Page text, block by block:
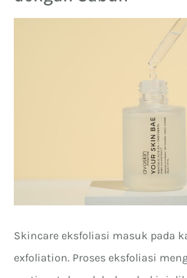
Skincare eksfoliasi masuk pada
exfoliation. Proses eksfoliasi